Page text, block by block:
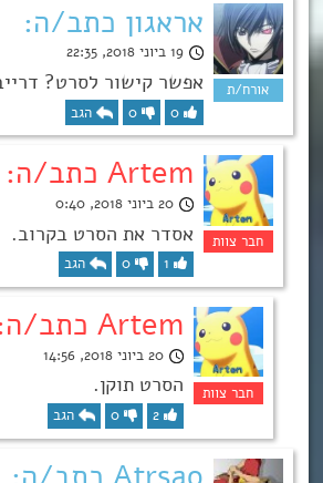
אראגון כתב/ה:
19 ביוני 2018, 22:35
אפשר קישור לסרט?
0
0 הגב
Artem כתב/ה:
20 ביוני 2018, 0:40
אסדר את הסרט בקרוב.
1
0 הגב
Artem כתב/ה:
20 ביוני 2018, 14:56
הסרט תוקן.
2
0 הגב